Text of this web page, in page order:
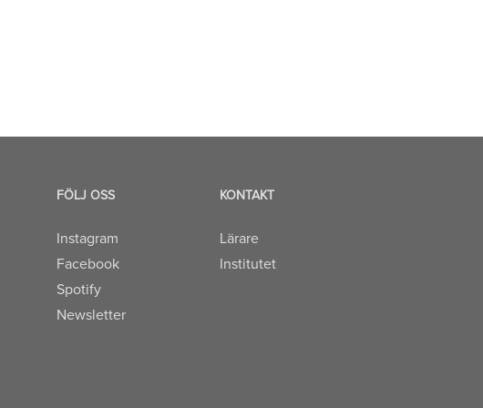
FÖLJ OSS
Instagram
Facebook
Spotify
Newsletter
KONTAKT
Lärare
Institutet